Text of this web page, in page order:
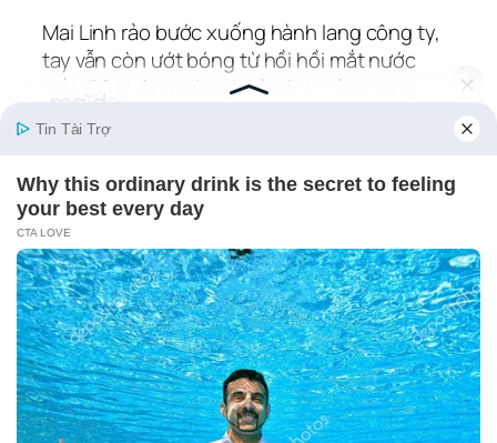
Mai Linh rảo bước xuống hành lang công ty,
tay vẫn còn ướt bóng từ hồi hồi mắt nước
mắt. Cô không dừng lại ở cánh cửa thang
nhấn “gọi” và lắng nghe tiếng chuông vang
lên ở ngôi nhà bên phố cũ của chị Hà.
‑ “Chị Hà ạ, mình… mình muốn gặp chị hôm
nay, nếu chị không bận.”
Giọng chị Hà vang lên qua loa, êm ái nhưng
ngập tràn lo lắng.
‑ “Mai Linh, vào lúc bốn giờ chiều nhé. Đến
nhà mình, mình sẽ cho em biết mọi chuyện.”